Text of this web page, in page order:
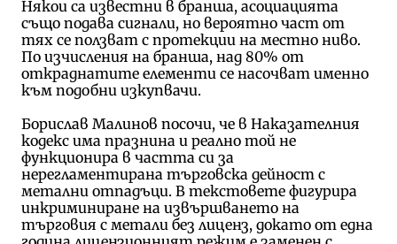
Някои са известни в бранша, асоциацията
също подава сигнали, но вероятно част от
тях се ползват с протекции на местно ниво.
По изчисления на бранша, над 80% от
откраднатите елементи се насочват именно
към подобни изкупвачи.
Борислав Малинов посочи, че в Наказателния
кодекс има празнина и реално той не
функционира в частта си за
нерегламентирана търговска дейност с
метални отпадъци. В текстовете фигурира
инкриминиране на извършването на
търговия с метали без лиценз, докато от една